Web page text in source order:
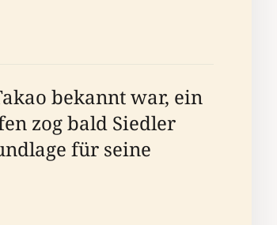
bekannt war, ein
zog bald Siedler
für seine